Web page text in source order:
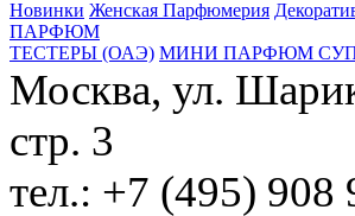
Новинки Женская Парфюмерия
ПАРФЮМ
ТЕСТЕРЫ (ОАЭ) МИНИ ПАРФЮМ
Москва, ул.
стр. 3
тел.: +7 (495) 908